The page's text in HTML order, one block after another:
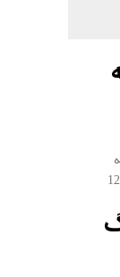
استاندارد 60×120